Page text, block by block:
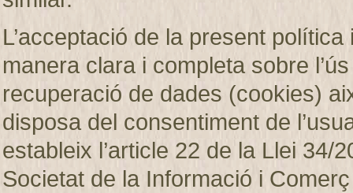
L’acceptació de la present
manera clara i completa sobre
recuperació de dades (cookies)
disposa del consentiment de
estableix l’article 22 de la Llei 34/
Societat de la Informació i